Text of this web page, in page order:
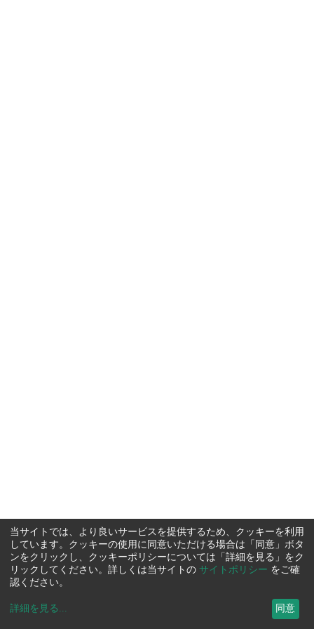
当サイトでは、より良いサービスを提供するため、クッキーを利用
しています。クッキーの使用に同意いただける場合は「同意」ボタ
ンをクリックし、クッキーポリシーについては「詳細を見る」をク
リックしてください。詳しくは当サイトの サイトポリシー をご確
認ください。
詳細を見る ... 同意